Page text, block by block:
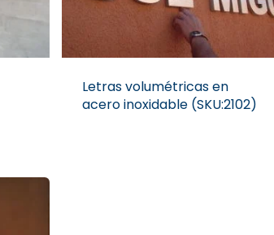
Letras volumétricas en
acero inoxidable (SKU:2102)